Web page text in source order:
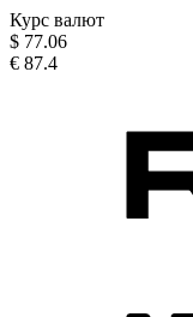
Курс валют
$ 77.06
€ 87.4